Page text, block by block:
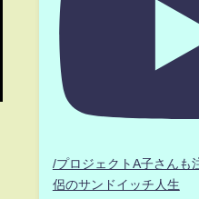
/プロジェクトA子さん
侶のサンドイッチ人生